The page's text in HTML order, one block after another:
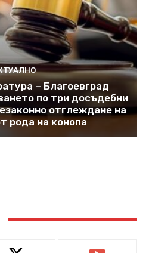
– Благоевград
по три досъдебни
отглеждане на
рода на конопа